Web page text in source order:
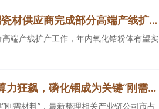
【机构调研】这家高端瓷材供应商完成部分高端产线扩产，年内氧化锆粉体有望实现量价齐升
端产线扩产工作，年内氧化锆粉体有望实
【研选•行业数据】AI算力狂飙，磷化铟成为关键“刚需材料”，最新整理相关产业链公司市占率、产能、产量等（附表）
刚需材料”，最新整理相关产业链公司市占